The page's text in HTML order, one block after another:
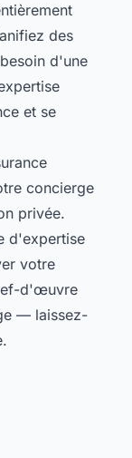
des
d'une
et se
concierge
privée.
d'expertise
votre
d'œuvre
— laissez-